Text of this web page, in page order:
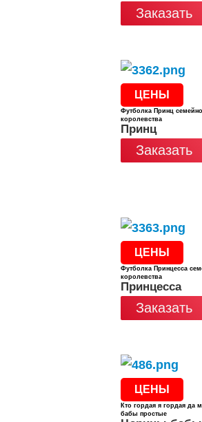
Заказать
ЦЕНЫ
Футболка Принц
королевства
Принц
Заказать
ЦЕНЫ
Футболка Принцесса
королевства
Принцесса
Заказать
ЦЕНЫ
Кто гордая я гордая да
бабы простые